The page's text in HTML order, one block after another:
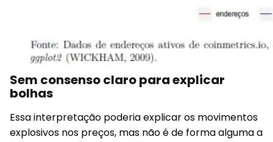
Sem consenso claro para explicar
bolhas
Essa interpretação poderia explicar os movimentos
explosivos nos preços, mas não é de forma alguma a